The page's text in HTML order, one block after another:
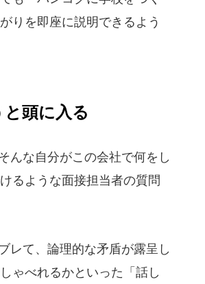
りを即座に説明できるよう
頭に入る
んな自分がこの会社で何をし
るような面接担当者の質問
レて、論理的な矛盾が露呈し
ゃべれるかといった「話し